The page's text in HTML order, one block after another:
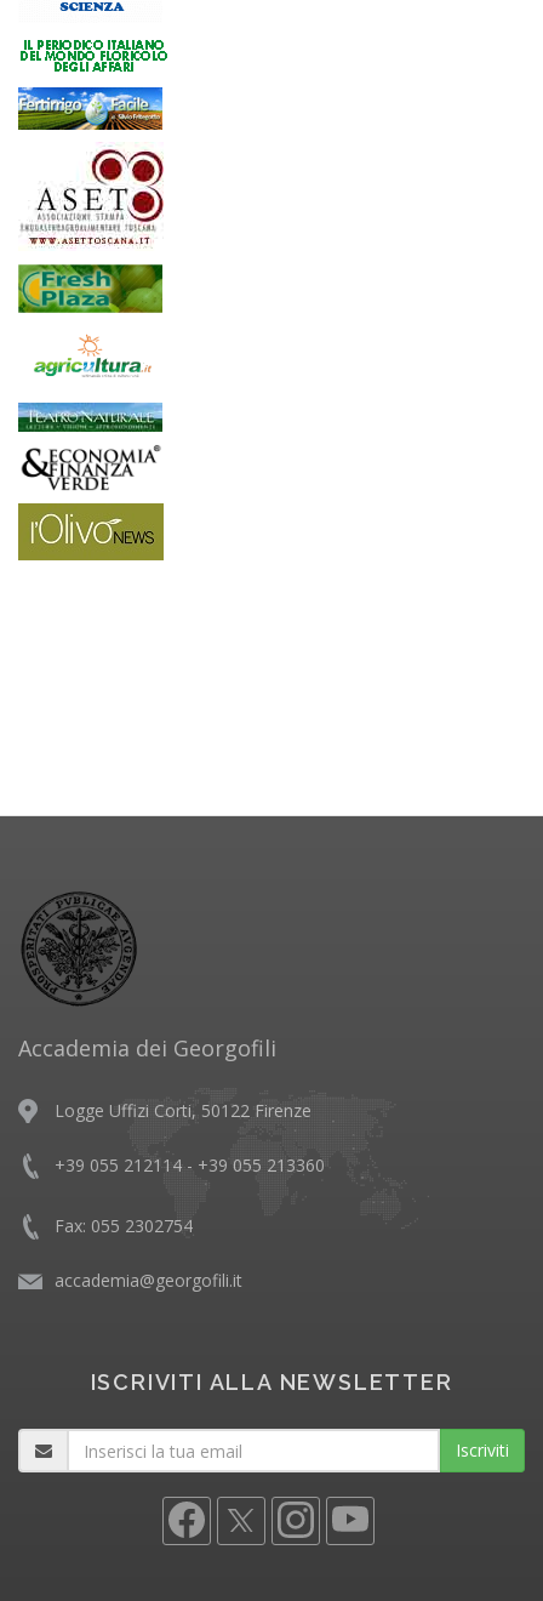
Accademia dei Georgofili
Logge Uffizi Corti, 50122 Firenze
+39 055 212114 - +39 055 213360
Fax: 055 2302754
accademia@georgofili.it
ISCRIVITI ALLA NEWSLETTER
Iscriviti